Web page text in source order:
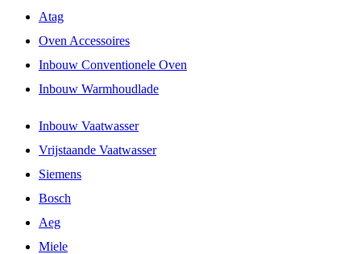
Atag
Oven Accessoires
Inbouw Conventionele Oven
Inbouw Warmhoudlade
Inbouw Vaatwasser
Vrijstaande Vaatwasser
Siemens
Bosch
Aeg
Miele